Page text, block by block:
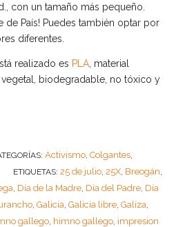
con un tamaño más pequeño.
de País! Puedes también optar por
diferentes.
realizado es PLA , material
biodegradable, no tóxico y
Activismo, Colgantes,
ETIQUETAS: 25 de julio, 25X, Breogán,
, Día de la Madre, Día del Padre, Día
, Galicia, Galicia libre, Galiza,
gallego, himno gallego, impresion